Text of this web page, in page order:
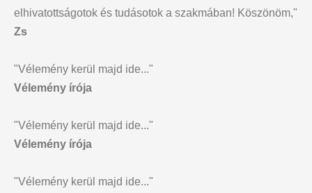
elhivatottságotok és tudásotok a szakmában! Köszönöm,"
Zs
"Vélemény kerül majd ide..."
Vélemény írója
"Vélemény kerül majd ide..."
Vélemény írója
"Vélemény kerül majd ide..."